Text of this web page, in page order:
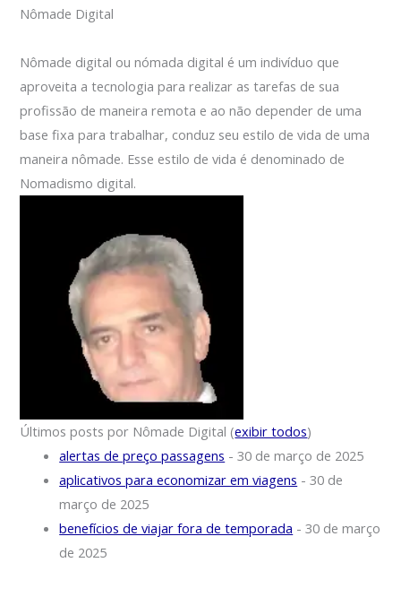
Nômade Digital
Nômade digital ou nómada digital é um indivíduo que
aproveita a tecnologia para realizar as tarefas de sua
profissão de maneira remota e ao não depender de uma
base fixa para trabalhar, conduz seu estilo de vida de uma
maneira nômade. Esse estilo de vida é denominado de
Nomadismo digital.
Últimos posts por Nômade Digital (exibir todos)
alertas de preço passagens - 30 de março de 2025
aplicativos para economizar em viagens - 30 de
março de 2025
benefícios de viajar fora de temporada - 30 de março
de 2025